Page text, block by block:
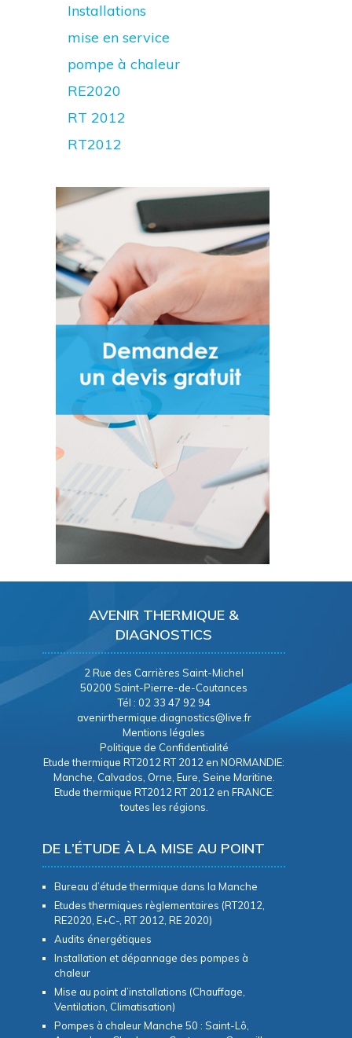
Installations
mise en service
pompe à chaleur
RE2020
RT 2012
RT2012
AVENIR THERMIQUE &
DIAGNOSTICS
2 Rue des Carrières Saint-Michel
50200 Saint-Pierre-de-Coutances
Tél : 02 33 47 92 94
avenirthermique.diagnostics@live.fr
Mentions légales
Politique de Confidentialité
Etude thermique RT2012 RT 2012 en NORMANDIE:
Manche, Calvados, Orne, Eure, Seine Maritine.
Etude thermique RT2012 RT 2012 en FRANCE:
toutes les régions.
DE L’ÉTUDE À LA MISE AU POINT
Bureau d’étude thermique dans la Manche
Etudes thermiques règlementaires (RT2012,
RE2020, E+C-, RT 2012, RE 2020)
Audits énergétiques
Installation et dépannage des pompes à
chaleur
Mise au point d’installations (Chauffage,
Ventilation, Climatisation)
Pompes à chaleur Manche 50 : Saint-Lô,